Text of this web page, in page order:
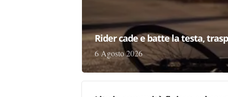
Rider cade e batte la testa,
6 Agosto 2026